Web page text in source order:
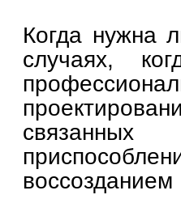
Когда нужна
случаях,